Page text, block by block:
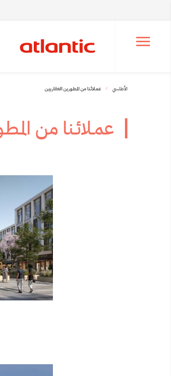
Ouvrir le menu de navigation
الأطلسي عمـلائـنا من المـطـورين العقارييـن
عمـلائـنا من